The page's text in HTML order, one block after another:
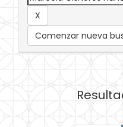
Comenzar nueva